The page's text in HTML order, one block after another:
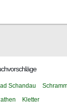
Schandau
Kletter